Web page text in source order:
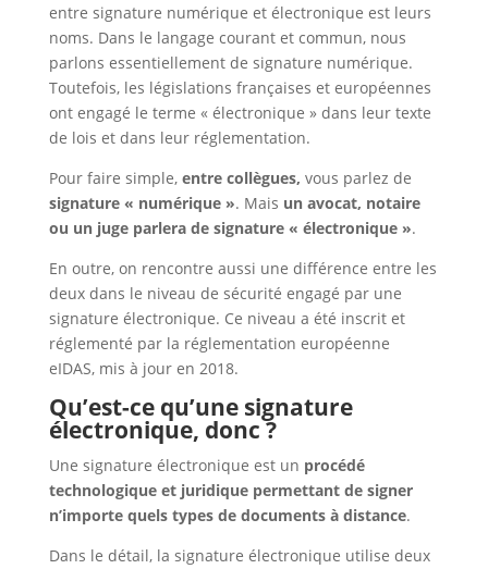
entre signature numérique et électronique est leurs
noms. Dans le langage courant et commun, nous
parlons essentiellement de signature numérique.
Toutefois, les législations françaises et européennes
ont engagé le terme « électronique » dans leur texte
de lois et dans leur réglementation.
Pour faire simple, entre collègues, vous parlez de
signature « numérique ». Mais un avocat, notaire
ou un juge parlera de signature « électronique ».
En outre, on rencontre aussi une différence entre les
deux dans le niveau de sécurité engagé par une
signature électronique. Ce niveau a été inscrit et
réglementé par la réglementation européenne
eIDAS, mis à jour en 2018.
Qu’est-ce qu’une signature
électronique, donc ?
Une signature électronique est un procédé
technologique et juridique permettant de signer
n’importe quels types de documents à distance.
Dans le détail, la signature électronique utilise deux